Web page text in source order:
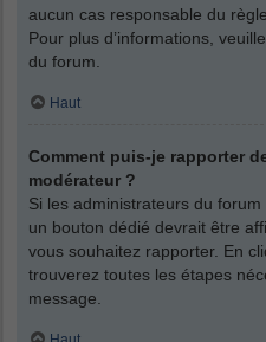
aucun cas responsable du
Pour plus d’informations,
du forum.
Haut
Comment puis-je rapporter
modérateur ?
Si les administrateurs du
un bouton dédié devrait être
vous souhaitez rapporter. En
trouverez toutes les étapes
message.